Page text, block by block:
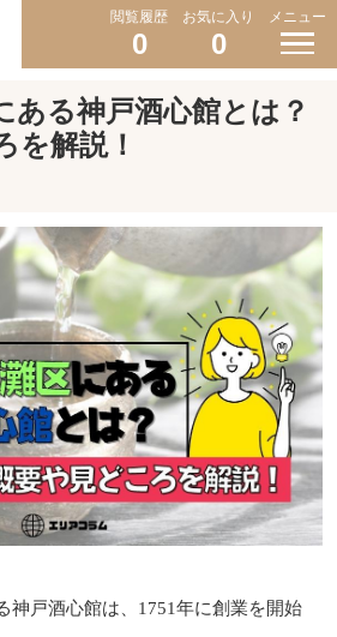
閲覧履歴
0
お気に入り
0
メニュー
ある神戸酒心館とは？
を解説！
神戸酒心館は、1751年に創業を開始